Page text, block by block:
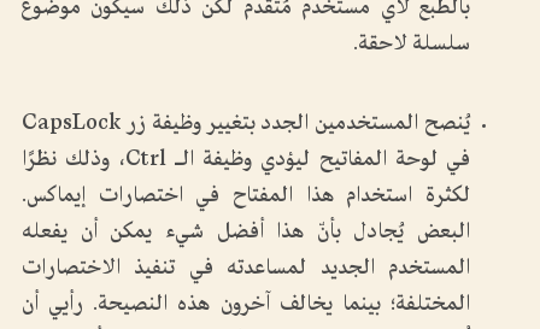
بالطبع لأي مستخدم مُتقدم لكن ذلك سيكون موضوع
سلسلة لاحقة.
يُنصح المستخدمين الجدد بتغيير وظيفة زر CapsLock
في لوحة المفاتيح ليؤدي وظيفة الـ Ctrl، وذلك نظرًا
لكثرة استخدام هذا المفتاح في اختصارات إيماكس.
البعض يُجادل بأنّ هذا أفضل شيء يمكن أن يفعله
المستخدم الجديد لمساعدته في تنفيذ الاختصارات
المختلفة؛ بينما يخالف آخرون هذه النصيحة. رأيي أن